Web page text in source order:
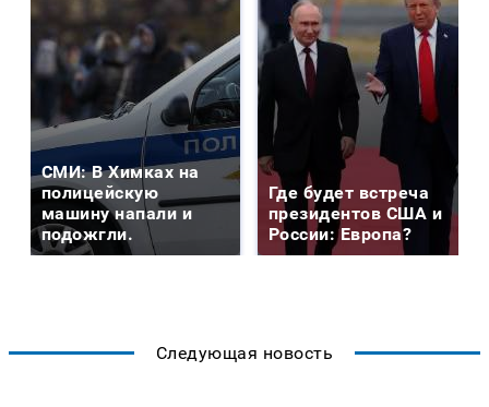
СМИ: В Химках на
полицейскую
машину напали и
подожгли.
Где будет встреча
президентов США и
России: Европа?
Следующая новость